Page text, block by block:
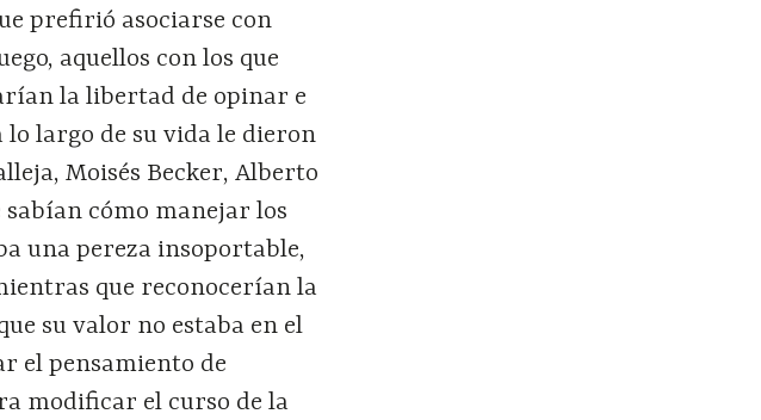
prefirió asociarse con
aquellos con los que
la libertad de opinar e
lo largo de su vida le dieron
Moisés Becker, Alberto
cómo manejar los
una pereza insoportable,
que reconocerían la
su valor no estaba en el
el pensamiento de
modificar el curso de la